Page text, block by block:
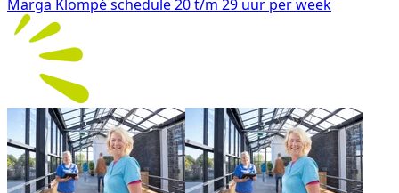
Marga Klompéschedule20 t/m 29 uur per week